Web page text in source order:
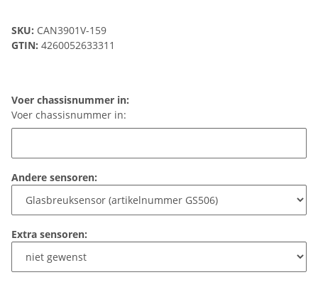
SKU: CAN3901V-159
GTIN: 4260052633311
Voer chassisnummer in:
Voer chassisnummer in:
Andere sensoren:
Extra sensoren: